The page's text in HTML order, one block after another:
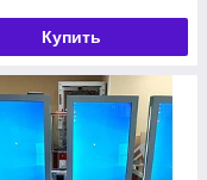
Купить